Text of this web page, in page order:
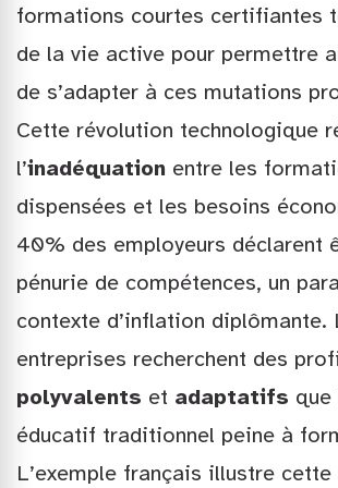
formations courtes certifiantes
de la vie active pour permettre
de s’adapter à ces mutations
Cette révolution technologique
l’inadéquation entre les
dispensées et les besoins
40% des employeurs déclarent
pénurie de compétences, un
contexte d’inflation diplômante.
entreprises recherchent des
polyvalents et adaptatifs
éducatif traditionnel peine à
L’exemple français illustre cette